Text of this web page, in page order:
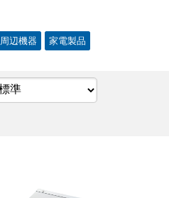
周辺機器 家電製品